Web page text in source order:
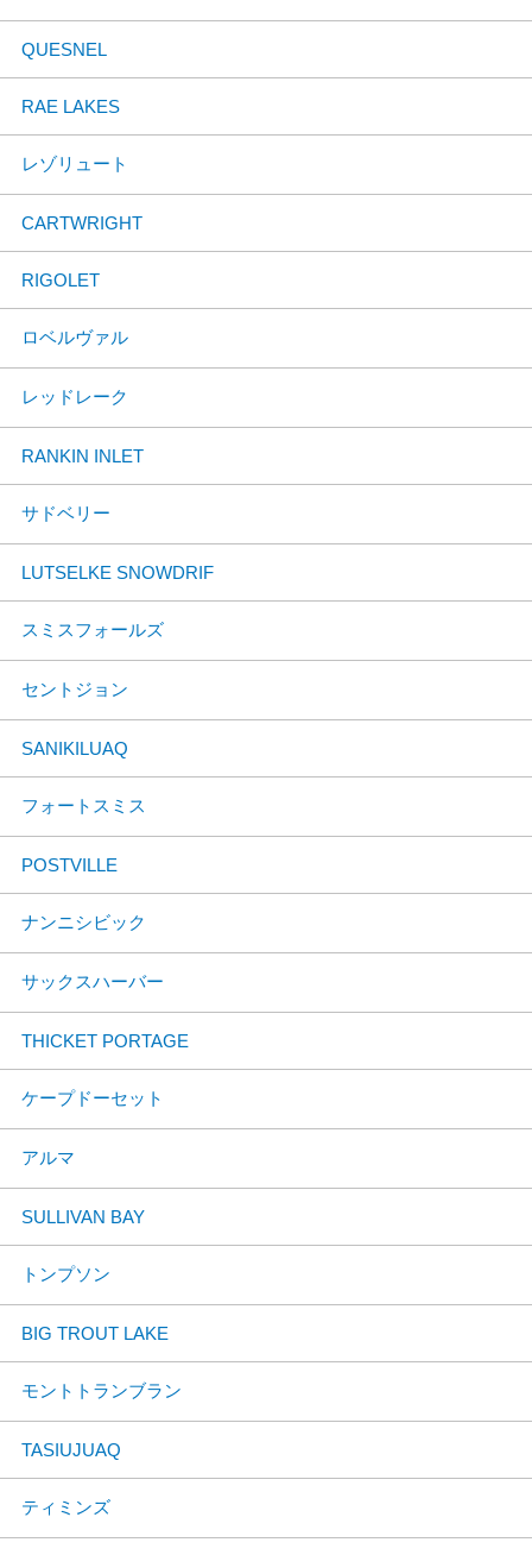
QUESNEL
RAE LAKES
レゾリュート
CARTWRIGHT
RIGOLET
ロベルヴァル
レッドレーク
RANKIN INLET
サドベリー
LUTSELKE SNOWDRIF
スミスフォールズ
セントジョン
SANIKILUAQ
フォートスミス
POSTVILLE
ナンニシビック
サックスハーバー
THICKET PORTAGE
ケープドーセット
アルマ
SULLIVAN BAY
トンプソン
BIG TROUT LAKE
モントトランブラン
TASIUJUAQ
ティミンズ